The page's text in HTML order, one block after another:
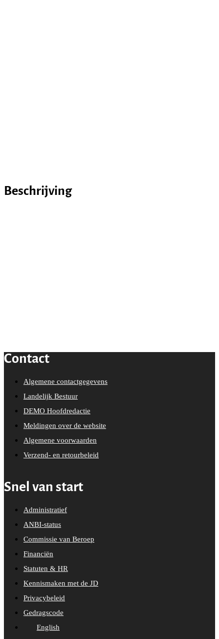
Beschrijving
Contact
Algemene contactgegevens
Landelijk Bestuur
DEMO Hoofdredactie
Meldingen over de website
Algemene voorwaarden
Verzend- en retourbeleid
Snel van start
Administratief
ANBI-status
Commissie van Beroep
Financiën
Statuten & HR
Kennismaken met de JD
Privacybeleid
Gedragscode
English